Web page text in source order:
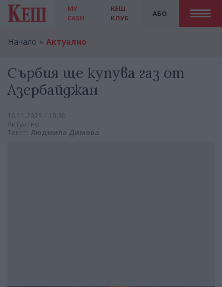
MY
CASH
АБО
КЕШ
КЛУБ
Начало Актуално
Сърбия ще купува газ от
Азербайджан
16.11.2023 / 10:30
Актуално
Текст: Людмила Димова